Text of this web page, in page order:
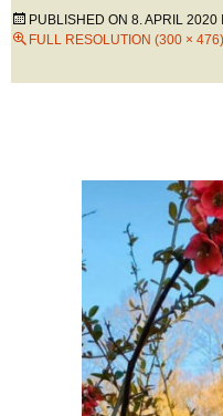
PUBLISHED ON 8. APRIL 2020
FULL RESOLUTION (300 × 476)